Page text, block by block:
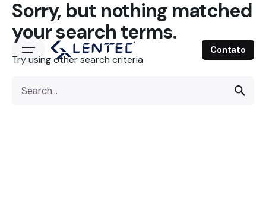
Skip
content
Contato
Sorry, but nothing matched
your search terms.
Try using other search criteria
for